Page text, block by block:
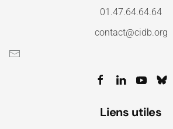
01.47.64.64.64
contact@cidb.org
Liens utiles